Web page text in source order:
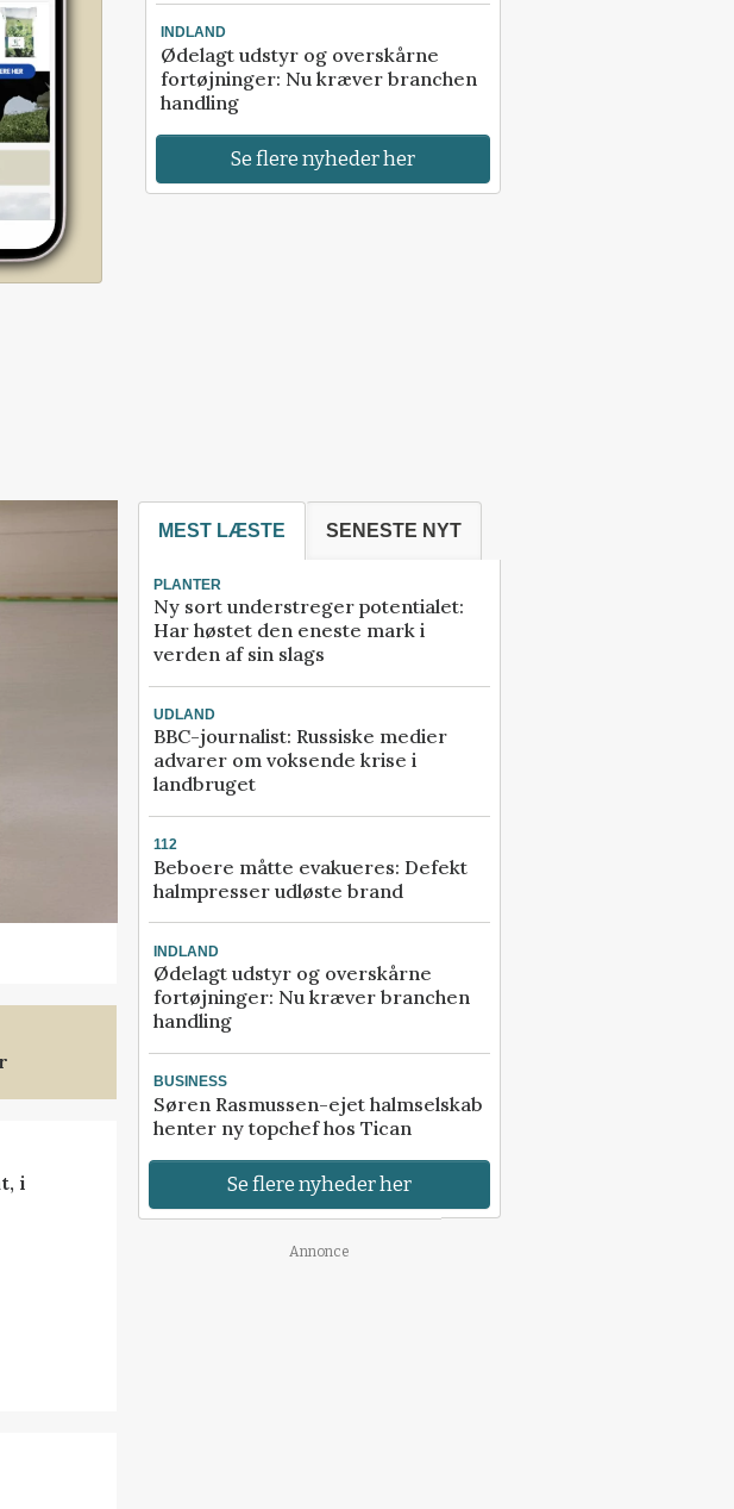
INDLAND
Ødelagt udstyr og overskårne
fortøjninger: Nu kræver branchen
handling
Se flere nyheder her
i
MEST LÆSTE SENESTE NYT
PLANTER
Ny sort understreger potentialet:
Har høstet den eneste mark i
verden af sin slags
UDLAND
BBC-journalist: Russiske medier
advarer om voksende krise i
landbruget
112
Beboere måtte evakueres: Defekt
halmpresser udløste brand
INDLAND
Ødelagt udstyr og overskårne
fortøjninger: Nu kræver branchen
handling
BUSINESS
Søren Rasmussen-ejet halmselskab
henter ny topchef hos Tican
Se flere nyheder her
Annonce